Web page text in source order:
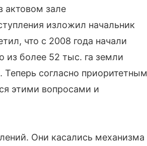
актовом зале
изложил начальник
что с 2008 года начали
из более 52 тыс. га земли
Теперь согласно приоритетным
этими вопросами и
Они касались механизма